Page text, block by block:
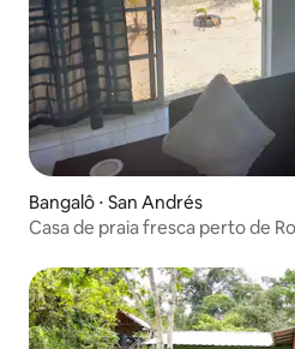
Bangalô ⋅ San Andrés
Casa de praia fresca perto de